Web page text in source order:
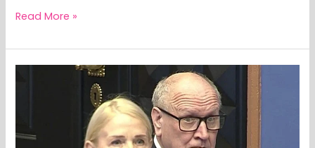
Read More »
MEEDIAVALVUR:
Lähtrustamine)